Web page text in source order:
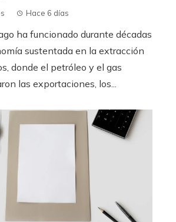
Hace 6 días
ha funcionado durante décadas
sustentada en la extracción
donde el petróleo y el gas
las exportaciones, los...